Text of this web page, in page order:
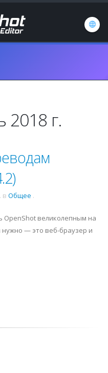
2018 г.
в Общее .
OpenShot великолепным на
— это веб-браузер и